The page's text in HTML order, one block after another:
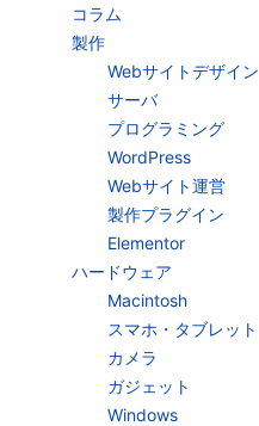
コラム
製作
Webサイトデザイン
サーバ
プログラミング
WordPress
Webサイト運営
製作プラグイン
Elementor
ハードウェア
Macintosh
スマホ・タブレット
カメラ
ガジェット
Windows